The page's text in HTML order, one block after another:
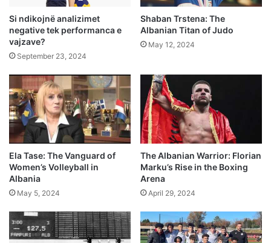
Si ndikojnë analizimet
negative tek performanca e
vajzave?
September 23, 2024
Shaban Trstena: The
Albanian Titan of Judo
May 12, 2024
Ela Tase: The Vanguard of
Women’s Volleyball in
Albania
May 5, 2024
The Albanian Warrior: Florian
Marku’s Rise in the Boxing
Arena
April 29, 2024